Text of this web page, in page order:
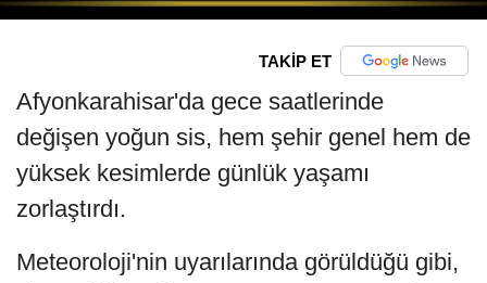
TAKİP ET
Afyonkarahisar'da gece saatlerinde
değişen yoğun sis, hem şehir genel hem de
yüksek kesimlerde günlük yaşamı
zorlaştırdı.
Meteoroloji'nin uyarılarında görüldüğü gibi,